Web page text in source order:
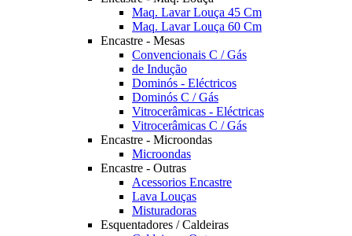
Maq. Lavar Louça 45 Cm
Maq. Lavar Louça 60 Cm
Encastre - Mesas
Convencionais C / Gás
de Indução
Dominós - Eléctricos
Dominós C / Gás
Vitrocerâmicas - Eléctricas
Vitrocerâmicas C / Gás
Encastre - Microondas
Microondas
Encastre - Outras
Acessorios Encastre
Lava Louças
Misturadoras
Esquentadores / Caldeiras